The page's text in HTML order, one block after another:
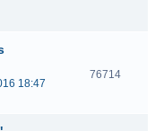
18:47
76714